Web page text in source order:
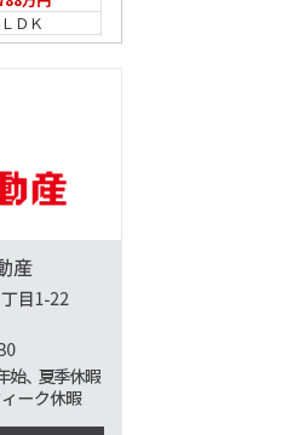
ＤＫ
ノ市駅
万円
ＤＫ
・歩28分
万円
ＤＫ
城駅